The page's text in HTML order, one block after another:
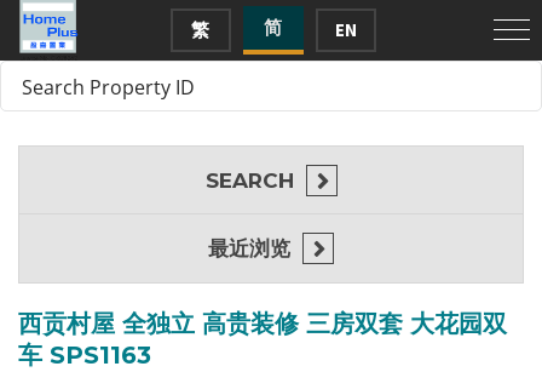
繁 简 EN
西贡村屋 全独立 高贵装修 三房双套 大花园双
车 SPS1163
SEARCH
最近浏览